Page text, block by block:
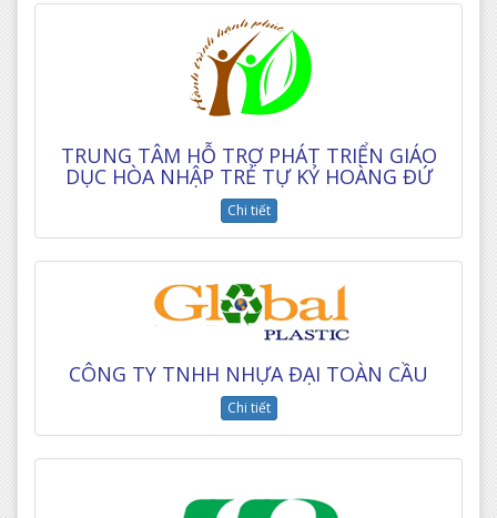
TRUNG TÂM HỖ TRỢ PHÁT TRIỂN GIÁO
DỤC HÒA NHẬP TRẺ TỰ KỶ HOÀNG ĐỨ
Chi tiết
CÔNG TY TNHH NHỰA ĐẠI TOÀN CẦU
Chi tiết